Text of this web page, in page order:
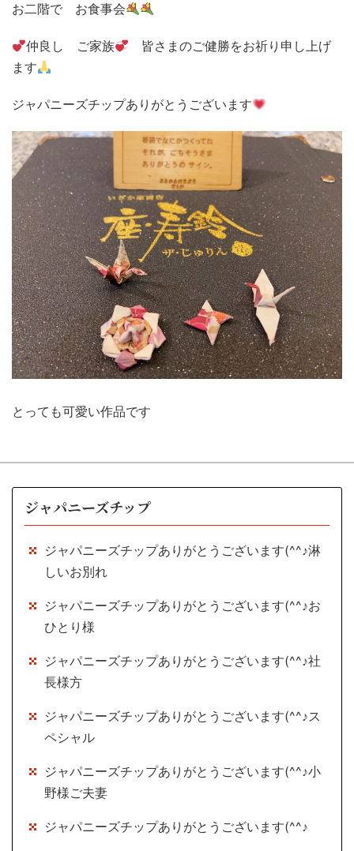
お二階で お食事会
仲良し ご家族
皆さまのご健勝をお祈り申し上げ
ます
ジャパニーズチップありがとうございます
とっても可愛い作品です
ジャパニーズチップ
ジャパニーズチップありがとうございます(^^♪淋
しいお別れ
ジャパニーズチップありがとうございます(^^♪お
ひとり様
ジャパニーズチップありがとうございます(^^♪社
長様方
ジャパニーズチップありがとうございます(^^♪ス
ペシャル
ジャパニーズチップありがとうございます(^^♪小
野様ご夫妻
ジャパニーズチップありがとうございます(^^♪